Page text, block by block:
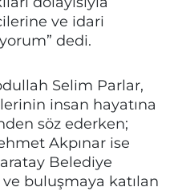
ve idari
dedi.
Selim Parlar,
insan hayatına
söz ederken;
Akpınar ise
Belediye
ve buluşmaya katılan